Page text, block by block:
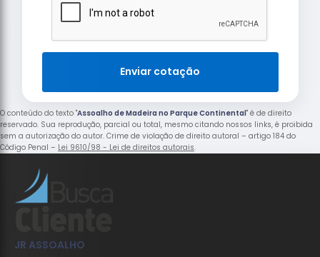
Enviar cotação
O conteúdo do texto "Assoalho de Madeira no Parque Continental" é de direito
reservado. Sua reprodução, parcial ou total, mesmo citando nossos links, é proibida
sem a autorização do autor. Crime de violação de direito autoral – artigo 184 do
Código Penal – Lei 9610/98 - Lei de direitos autorais.
JR ASSOALHO